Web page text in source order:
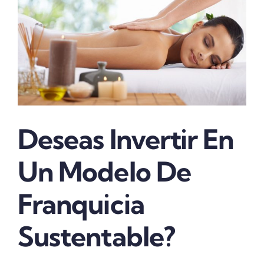
Image
Deseas Invertir En
Un Modelo De
Franquicia
Sustentable?